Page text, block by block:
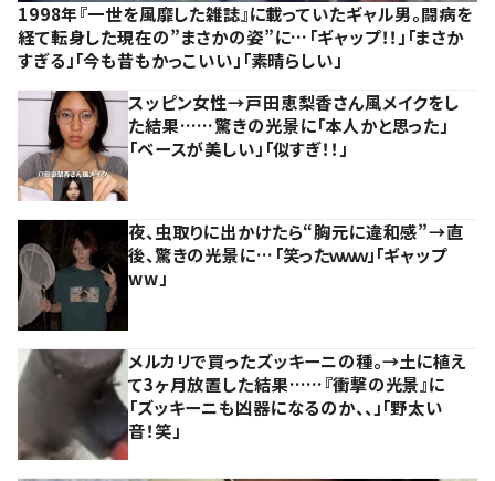
1998年『一世を風靡した雑誌』に載っていたギャル男。闘病を
経て転身した現在の”まさかの姿”に…「ギャップ！！」「まさか
すぎる」「今も昔もかっこいい」「素晴らしい」
スッピン女性→戸田恵梨香さん風メイクをし
た結果……驚きの光景に「本人かと思った」
「ベースが美しい」「似すぎ！！」
夜、虫取りに出かけたら“胸元に違和感”→直
後、驚きの光景に…「笑ったｗｗｗ」「ギャップ
ww」
メルカリで買ったズッキーニの種。→土に植え
て3ヶ月放置した結果……『衝撃の光景』に
「ズッキーニも凶器になるのか、、」「野太い
音！笑」